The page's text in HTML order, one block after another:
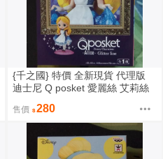
{千之國} 特價 全新現貨 代理版
迪士尼 Q posket 愛麗絲 艾莉絲
售價 280